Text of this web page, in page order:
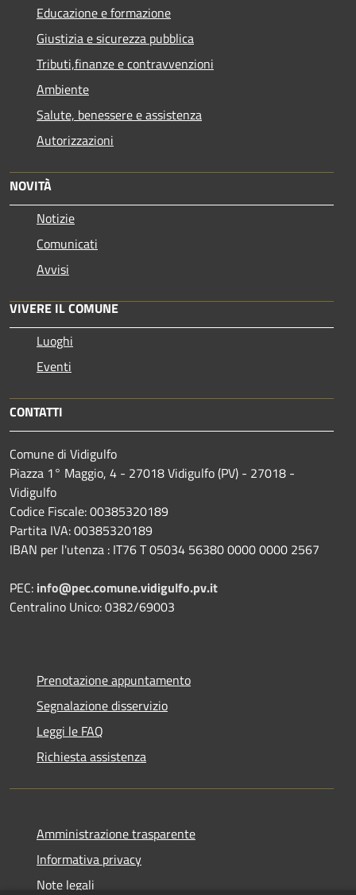
Educazione e formazione
Giustizia e sicurezza pubblica
Tributi,finanze e contravvenzioni
Ambiente
Salute, benessere e assistenza
Autorizzazioni
NOVITÀ
Notizie
Comunicati
Avvisi
VIVERE IL COMUNE
Luoghi
Eventi
CONTATTI
Comune di Vidigulfo
Piazza 1° Maggio, 4 - 27018 Vidigulfo (PV) - 27018 -
Vidigulfo
Codice Fiscale: 00385320189
Partita IVA: 00385320189
IBAN per l'utenza : IT76 T 05034 56380 0000 0000 2567
PEC: info@pec.comune.vidigulfo.pv.it
Centralino Unico: 0382/69003
Prenotazione appuntamento
Segnalazione disservizio
Leggi le FAQ
Richiesta assistenza
Amministrazione trasparente
Informativa privacy
Note legali